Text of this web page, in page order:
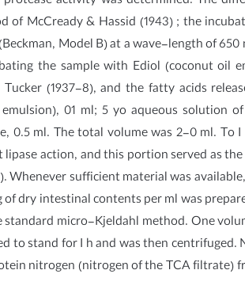
of McCready & Hassid (1943) ; the
Model B) at a wave-length of 650
the sample with Ediol (coconut oil
(1937-8), and the fatty acids
01 ml; 5 yo aqueous solution
0.5 ml. The total volume was 2-0 ml. To I
action, and this portion served as
Whenever sufficient material was
dry intestinal contents per ml was
micro-Kjeldahl method. One
to stand for I h and was then centrifuged.
nitrogen (nitrogen of the TCA filtrate)